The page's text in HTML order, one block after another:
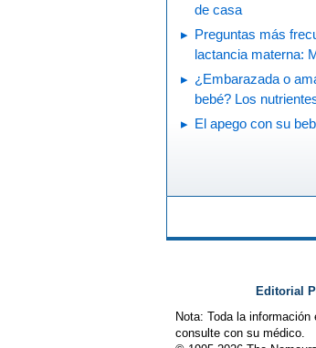
de casa
Preguntas más
lactancia materna:
¿Embarazada o
bebé? Los
El apego con su
Editorial
Nota: Toda la
consulte con su médico.